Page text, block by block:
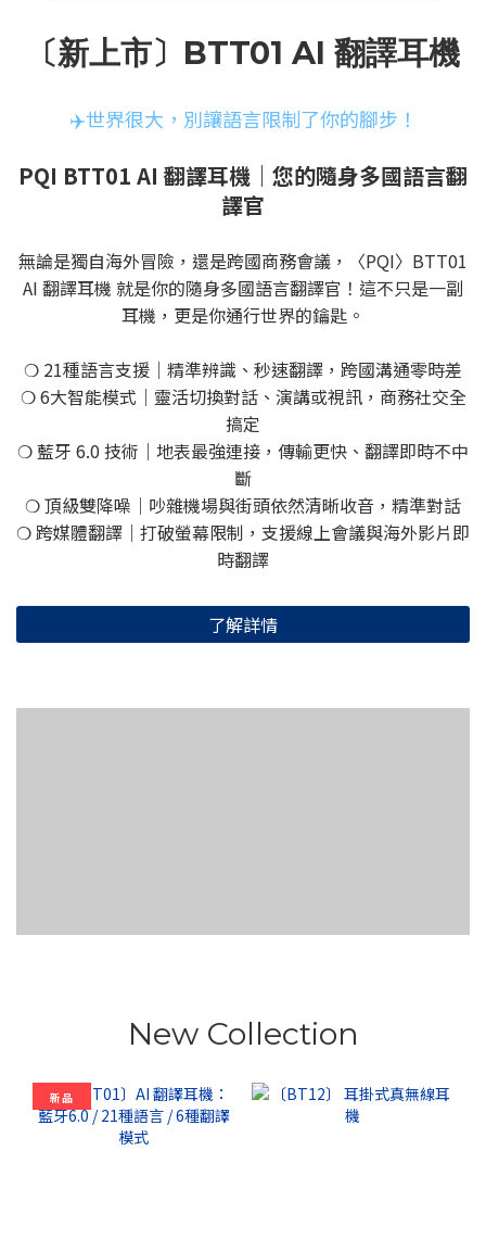
〔新上市〕BTT01 AI 翻譯耳機
✈️世界很大，別讓語言限制了你的腳步！
PQI BTT01 AI 翻譯耳機｜您的隨身多國語言翻
譯官
無論是獨自海外冒險，還是跨國商務會議，〈PQI〉BTT01
AI 翻譯耳機 就是你的隨身多國語言翻譯官！這不只是一副
耳機，更是你通行世界的鑰匙。
❍ 21種語言支援｜精準辨識、秒速翻譯，跨國溝通零時差
❍ 6大智能模式｜靈活切換對話、演講或視訊，商務社交全
搞定
❍ 藍牙 6.0 技術｜地表最強連接，傳輸更快、翻譯即時不中
斷
❍ 頂級雙降噪｜吵雜機場與街頭依然清晰收音，精準對話
❍ 跨媒體翻譯｜打破螢幕限制，支援線上會議與海外影片即
時翻譯
了解詳情
New Collection
新品